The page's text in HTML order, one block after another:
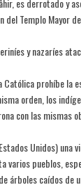
es derrotado y
Templo Mayor
y nazaríes
Católica prohíbe la
orden, los
con las mismas
Unidos) una
varios pueblos,
árboles caídos de